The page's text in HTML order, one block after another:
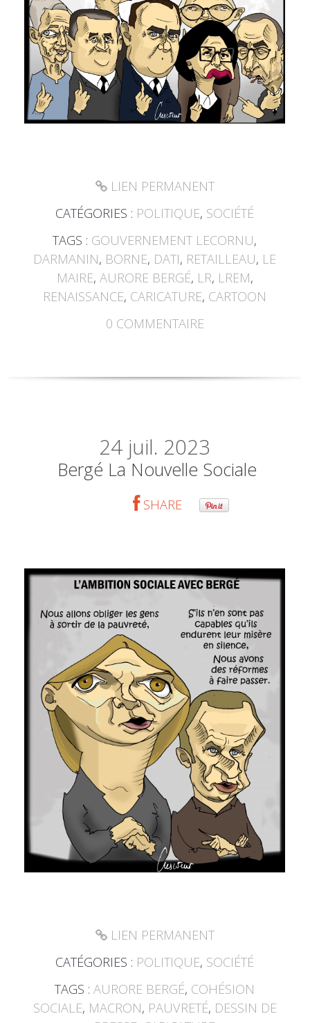
LIEN PERMANENT
CATÉGORIES : POLITIQUE, SOCIÉTÉ
TAGS : GOUVERNEMENT LECORNU,
DARMANIN, BORNE, DATI, RETAILLEAU, LE
MAIRE, AURORE BERGÉ, LR, LREM,
RENAISSANCE, CARICATURE, CARTOON
0 COMMENTAIRE
24 juil. 2023
Bergé La Nouvelle Sociale
SHARE
LIEN PERMANENT
CATÉGORIES : POLITIQUE, SOCIÉTÉ
TAGS :AURORE BERGÉ, COHÉSION
SOCIALE, MACRON, PAUVRETÉ, DESSIN DE